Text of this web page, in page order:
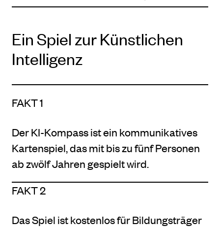
Ein Spiel zur Künstlichen
Intelligenz
FAKT 1
Der KI-Kompass ist ein kommunikatives
Kartenspiel, das mit bis zu fünf Personen
ab zwölf Jahren gespielt wird.
FAKT 2
Das Spiel ist kostenlos für Bildungsträger